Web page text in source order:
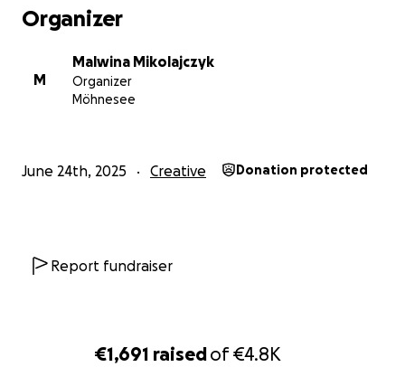
€1,691 raisedof€4.8K
Organizer
M
Malwina Mikolajczyk
Organizer
Möhnesee
June 24th, 2025 Creative Donation protected
Report fundraiser